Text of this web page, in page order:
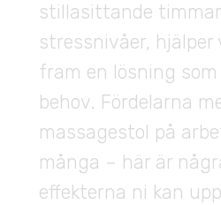
stillasittande
stressnivåer,
fram en lösning
behov. Fördelarna
massagestol på
många – här är
effekterna ni kan